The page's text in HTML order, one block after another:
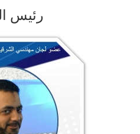
رئيس